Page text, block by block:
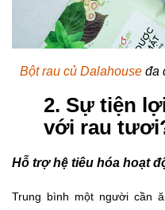
Bột rau củ Dalahouse đa
2. Sự tiện
với rau
Hỗ trợ hệ tiêu hóa hoạt
Trung bình một người cần